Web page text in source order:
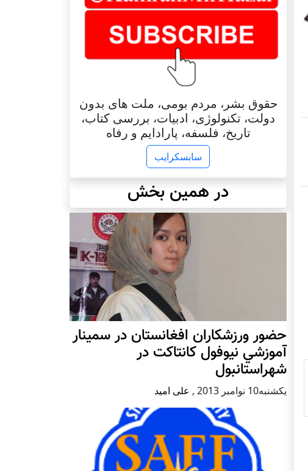
حقوق بشر، مردم بومی، ملت های بدون
دولت، تکنولوژی، ادبیات، بررسی کتاب،
تاریخ، فلسفه، پارادایم و رفاه
سابسکرایب
در همین بخش
حضور ورزشکاران افغانستان در سمينار
آموزشي نيوفول كانتاكت در
شهراستانبول
يكشنبه10 نوامبر 2013 , علی امید